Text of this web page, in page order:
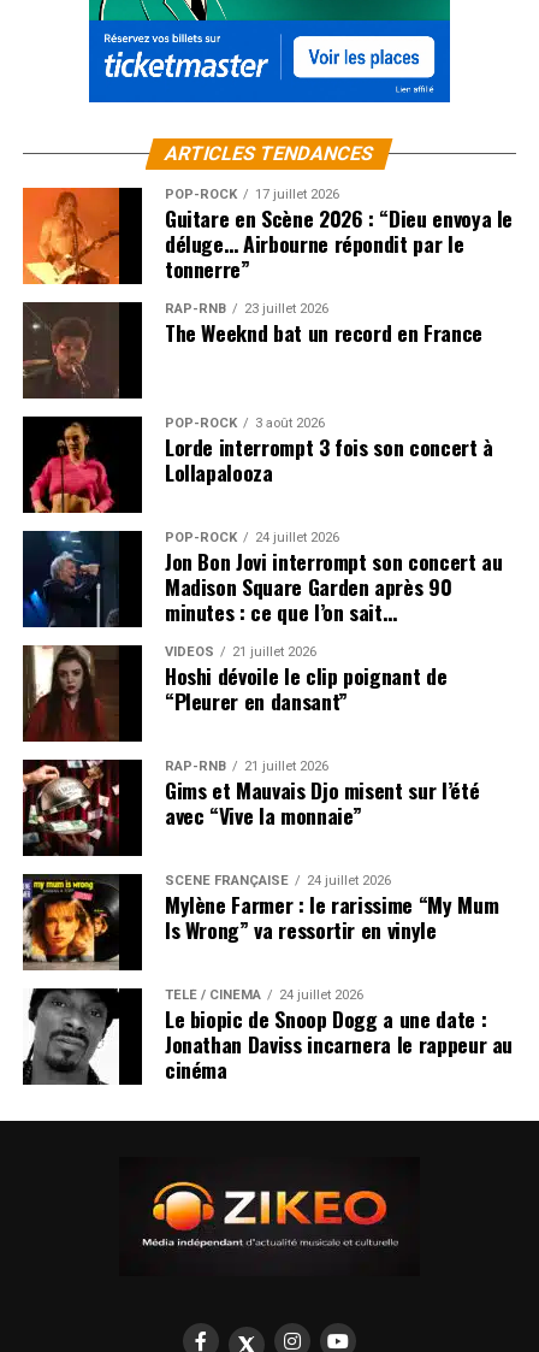
ARTICLES TENDANCES
POP-ROCK 17 juillet 2026
Guitare en Scène 2026 : “Dieu envoya le
déluge… Airbourne répondit par le
tonnerre”
RAP-RNB 23 juillet 2026
The Weeknd bat un record en France
POP-ROCK 3 août 2026
Lorde interrompt 3 fois son concert à
Lollapalooza
POP-ROCK 24 juillet 2026
Jon Bon Jovi interrompt son concert au
Madison Square Garden après 90
minutes : ce que l’on sait…
VIDEOS 21 juillet 2026
Hoshi dévoile le clip poignant de
“Pleurer en dansant”
RAP-RNB 21 juillet 2026
Gims et Mauvais Djo misent sur l’été
avec “Vive la monnaie”
SCÈNE FRANÇAISE 24 juillet 2026
Mylène Farmer : le rarissime “My Mum
Is Wrong” va ressortir en vinyle
TÉLÉ / CINÉMA 24 juillet 2026
Le biopic de Snoop Dogg a une date :
Jonathan Daviss incarnera le rappeur au
cinéma